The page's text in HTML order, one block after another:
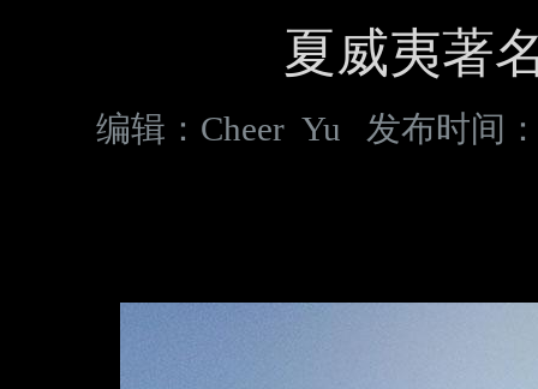
夏威夷著
编辑： Cheer Yu 发布时间